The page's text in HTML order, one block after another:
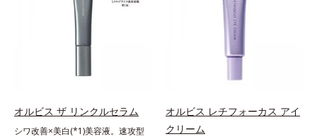
オルビス ザ リンクルセラム
シワ改善×美白(*1)美容液。速攻型
オルビス レチフォーカス アイ
クリーム